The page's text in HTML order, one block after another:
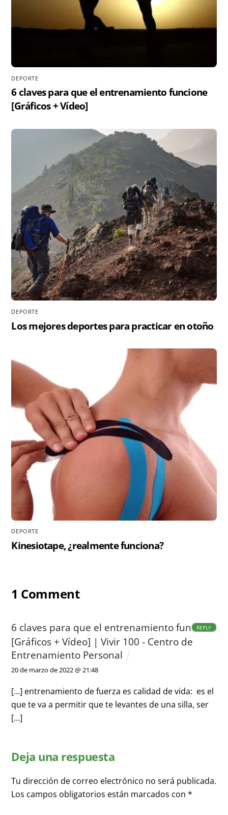
DEPORTE
6 claves para que el entrenamiento funcione
[Gráficos + Vídeo]
DEPORTE
Los mejores deportes para practicar en otoño
DEPORTE
Kinesiotape, ¿realmente funciona?
1 Comment
6 claves para que el entrenamiento funcione
[Gráficos + Vídeo] | Vivir 100 - Centro de
Entrenamiento Personal
20 de marzo de 2022 @ 21:48
[…] entrenamiento de fuerza es calidad de vida: es el
que te va a permitir que te levantes de una silla, ser
[…]
REPLY
Deja una respuesta
Tu dirección de correo electrónico no será publicada.
Los campos obligatorios están marcados con*